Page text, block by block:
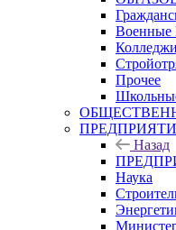
Военные
Колледжи
Прочее
Назад
Наука